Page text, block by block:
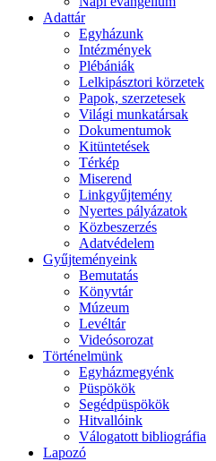
Adattár
Egyházunk
Intézmények
Plébániák
Lelkipásztori körzetek
Papok, szerzetesek
Világi munkatársak
Dokumentumok
Kitüntetések
Térkép
Miserend
Linkgyűjtemény
Nyertes pályázatok
Közbeszerzés
Adatvédelem
Gyűjteményeink
Bemutatás
Könyvtár
Múzeum
Levéltár
Videósorozat
Történelmünk
Egyházmegyénk
Püspökök
Segédpüspökök
Hitvallóink
Válogatott bibliográfia
Lapozó